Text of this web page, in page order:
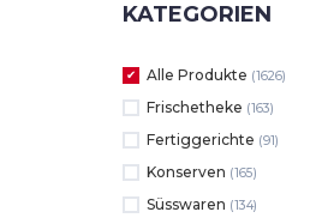
KATEGORIEN
Alle Produkte (1626)
Frischetheke (163)
Fertiggerichte (91)
Konserven (165)
Süsswaren (134)